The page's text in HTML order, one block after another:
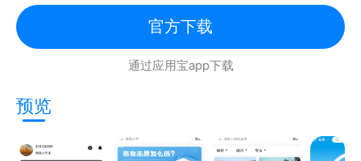
官方下载
通过应用宝app下载
预览